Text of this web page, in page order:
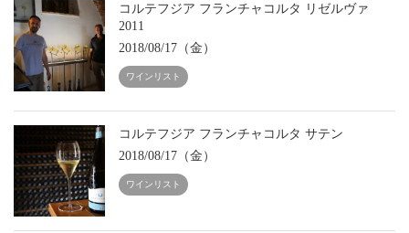
コルテフジア フランチャコルタ リゼルヴァ
2011
2018/08/17（金）
ワインリスト
コルテフジア フランチャコルタ サテン
2018/08/17（金）
ワインリスト